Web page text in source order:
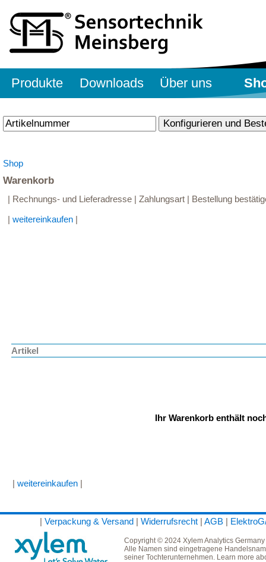
Produkte Downloads Über uns
Shop
Warenkorb
| Rechnungs- und Lieferadresse | Zahlungsart | Bestellung
| weitereinkaufen |
Artikel
Ihr Warenkorb enthält
| weitereinkaufen|
| Verpackung & Versand| Widerrufsrecht| AGB|
Copyright © 2024 Xylem Analytics
Alle Namen sind eingetragene
seiner Tochterunternehmen. Learn more